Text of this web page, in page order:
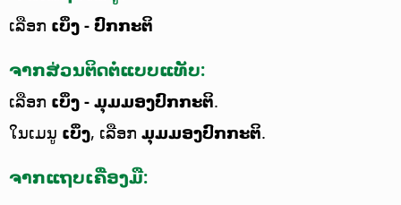
ເລືອກ ເບິ່ງ - ປົກກະຕິ
ຈາກສ່ວນຕິດຕໍ່ແບບແທັບ:
ເລືອກ ເບິ່ງ - ມຸມມອງປົກກະຕິ.
ໃນເມນູ ເບິ່ງ, ເລືອກ ມຸມມອງປົກກະຕິ.
ຈາກແຖບເຄື່ອງມື: